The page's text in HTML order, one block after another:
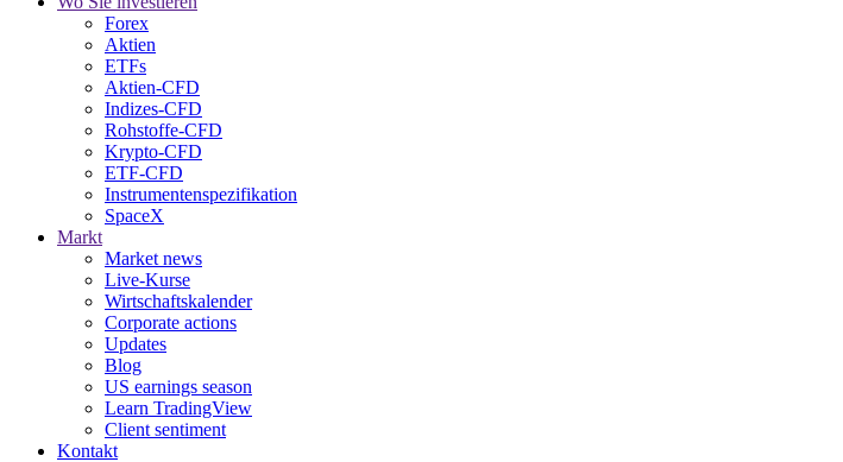
Forex
Aktien
ETFs
Aktien-CFD
Indizes-CFD
Rohstoffe-CFD
Krypto-CFD
ETF-CFD
Instrumentenspezifikation
SpaceX
Markt
Market news
Live-Kurse
Wirtschaftskalender
Corporate actions
Updates
Blog
US earnings season
Learn TradingView
Client sentiment
Kontakt